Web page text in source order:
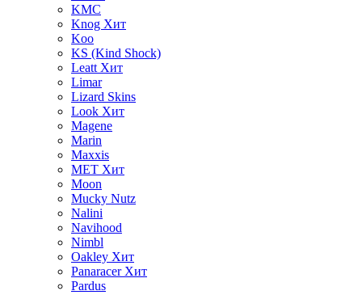
KMC
Knog Хит
Koo
KS (Kind Shock)
Leatt Хит
Limar
Lizard Skins
Look Хит
Magene
Marin
Maxxis
MET Хит
Moon
Mucky Nutz
Nalini
Navihood
Nimbl
Oakley Хит
Panaracer Хит
Pardus